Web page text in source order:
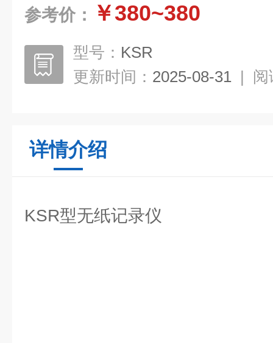
参考价： ￥380~380
型号： KSR
更新时间： 2025-08-31 | 阅
详情介绍
KSR型无纸记录仪